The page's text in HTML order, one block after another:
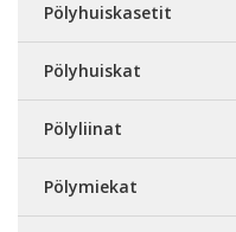
Pölyhuiskasetit
Pölyhuiskat
Pölyliinat
Pölymiekat